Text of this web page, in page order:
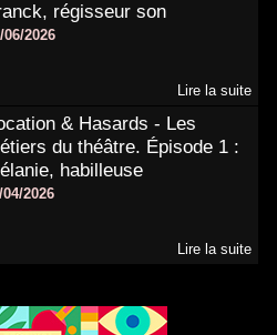
régisseur son
06/2026
Lire la suite
& Hasards - Les
du théâtre. Épisode 1 :
habilleuse
04/2026
Lire la suite